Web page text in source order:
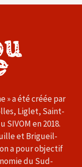
» a été créée par
Liglet, Saint-
en 2018.
et Brigueil-
a pour objectif
du Sud-